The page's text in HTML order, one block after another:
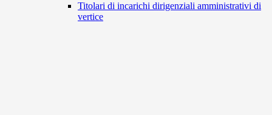
Titolari di incarichi dirigenziali amministrativi di
vertice